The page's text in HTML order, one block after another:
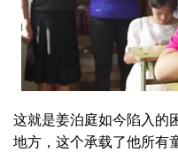
这就是姜泊庭如今陷入的
地方，这个承载了他所有